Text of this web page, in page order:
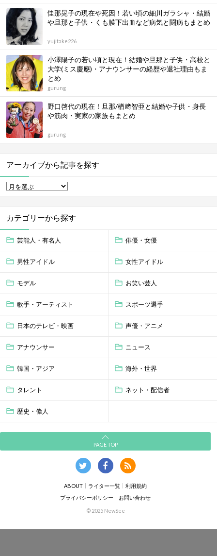
佳那晃子の現在や死因！若い頃の細川ガラシャ・結婚
や旦那と子供・くも膜下出血など病気と闘病もまとめ
yujitake226
小澤陽子の若い頃と現在！結婚や旦那と子供・高校と
大学(ミス慶應)・アナウンサーの経歴や退社理由もま
とめ
gurung
野口啓代の現在！旦那/楢﨑智亜と結婚や子供・身長
や筋肉・実家の家族もまとめ
gurung
アーカイブから記事を探す
カテゴリーから探す
芸能人・有名人 俳優・女優
男性アイドル 女性アイドル
モデル お笑い芸人
歌手・アーティスト スポーツ選手
日本のテレビ・映画 声優・アニメ
アナウンサー ニュース
韓国・アジア 海外・世界
タレント ネット・配信者
歴史・偉人
PAGE TOP
ABOUT ライター一覧
利用規約
プライバシーポリシー
お問い合わせ
© 2025 NewSee